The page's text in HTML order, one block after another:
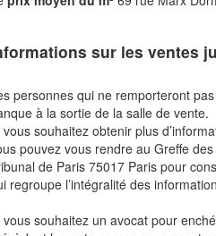
sur les ventes
personnes qui ne remporteront
à la sortie de la salle de vente.
vous souhaitez obtenir plus
pouvez vous rendre au Greffe
de Paris 75017 Paris pour
regroupe l’intégralité des
vous souhaitez un avocat pour